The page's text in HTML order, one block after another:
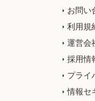
お問い
利用規
運営会
採用情
プライ
情報セ